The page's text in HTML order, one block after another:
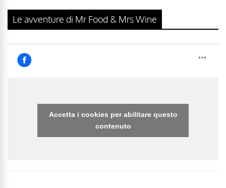
Le avventure di Mr Food & Mrs Wine
Accetta i cookies per abilitare questo
contenuto